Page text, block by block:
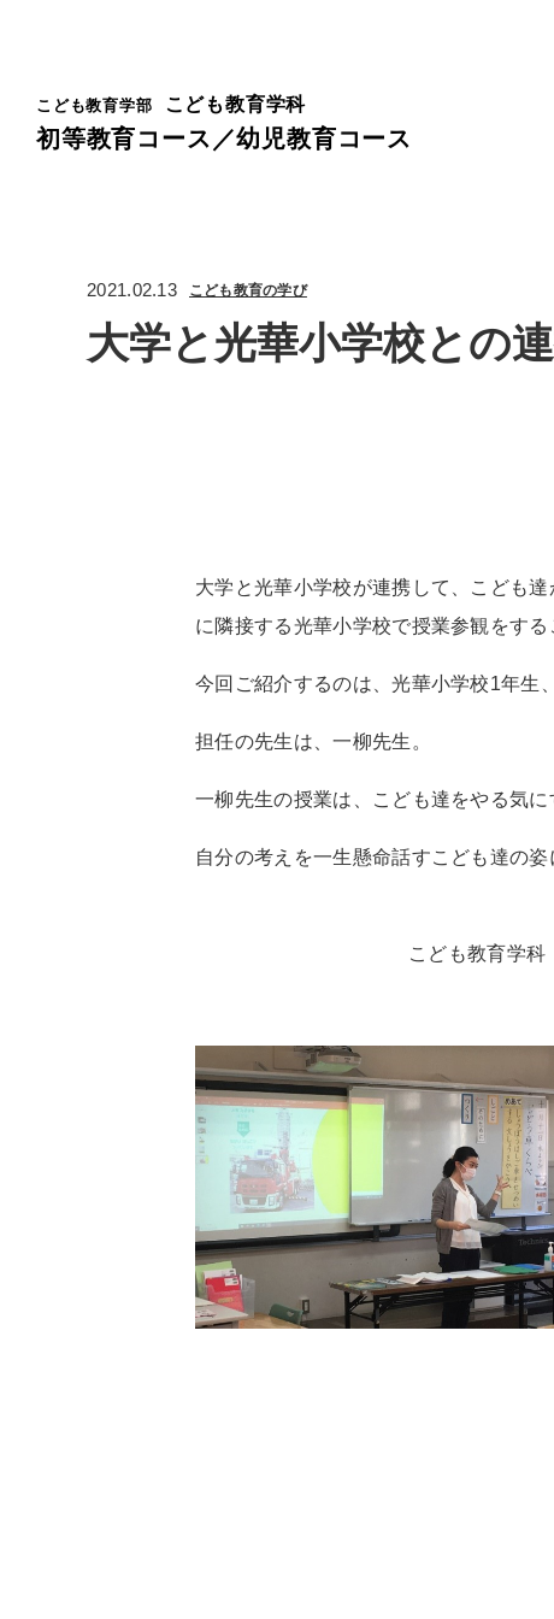
こども教育学部 こども教育学科
初等教育コース／幼児教育コース
2021.02.13 こども教育の学び
大学と光華小学校との
大学と光華小学校が連携して、こども
に隣接する光華小学校で授業参観をする
今回ご紹介するのは、光華小学校1年生
担任の先生は、一柳先生。
一柳先生の授業は、こども達をやる気に
自分の考えを一生懸命話すこども達の姿
こども教育学科 谷